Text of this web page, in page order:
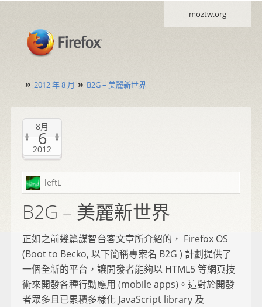
moztw.org
» 2012 年 8 月 » B2G – 美麗新世界
8月
6
2012
leftL
B2G – 美麗新世界
正如之前幾篇謀智台客文章所介紹的， Firefox OS
(Boot to Becko, 以下簡稱專案名 B2G ) 計劃提供了
一個全新的平台，讓開發者能夠以 HTML5 等網頁技
術來開發各種行動應用 (mobile apps)。這對於開發
者眾多且已累積多樣化 JavaScript library 及